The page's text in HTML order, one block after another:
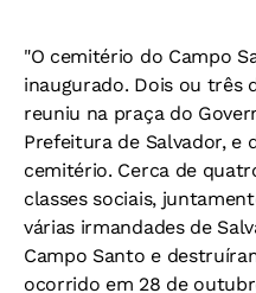
"O cemitério do Campo
inaugurado. Dois ou três
reuniu na praça do
Prefeitura de Salvador, e
cemitério. Cerca de
classes sociais,
várias irmandades de
Campo Santo e
ocorrido em 28 de